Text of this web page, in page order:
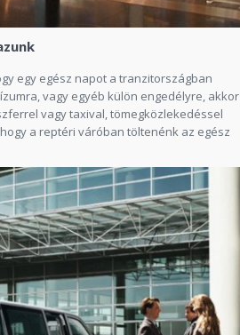
egy egész napot a tranzitországban
vagy egyéb külön engedélyre, akkor
vagy taxival, tömegközlekedéssel
a reptéri váróban töltenénk az egész